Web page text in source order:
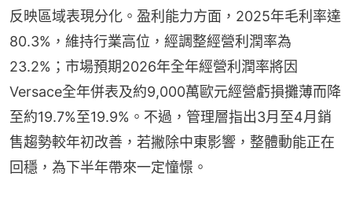
反映區域表現分化。盈利能力方面，2025年毛利率達
80.3%，維持行業高位，經調整經營利潤率為
23.2%；市場預期2026年全年經營利潤率將因
Versace全年併表及約9,000萬歐元經營虧損攤薄而降
至約19.7%至19.9%。不過，管理層指出3月至4月銷
售趨勢較年初改善，若撇除中東影響，整體動能正在
回穩，為下半年帶來一定憧憬。